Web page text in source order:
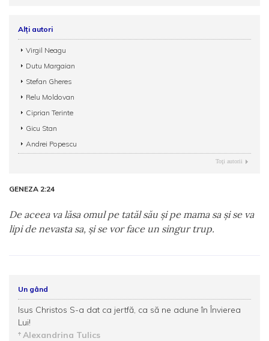
Alți autori
Virgil Neagu
Dutu Margaian
Stefan Gheres
Relu Moldovan
Ciprian Terinte
Gicu Stan
Andrei Popescu
Toţi autorii
GENEZA 2:24
De aceea va lăsa omul pe tatăl său şi pe mama sa şi se va
lipi de nevasta sa, şi se vor face un singur trup.
Un gând
Isus Christos S-a dat ca jertfă, ca să ne adune în Învierea
Lui!
Alexandrina Tulics